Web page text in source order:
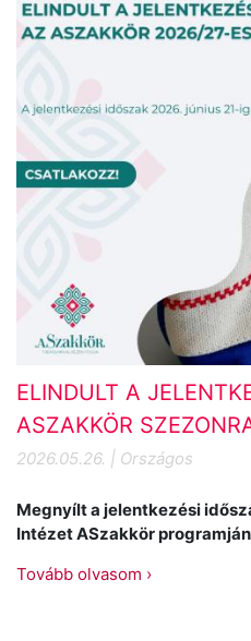
ELINDULT A
ASZAKKÖR
2026.05.26. | Országos
Megnyílt a jelentkezési
Intézet ASzakkör
Tovább olvasom ›